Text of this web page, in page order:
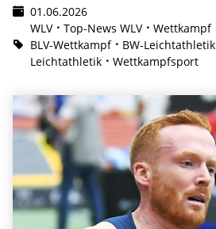
01.06.2026
WLV
Top-News WLV Wettkampf
BLV-Wettkampf
BW-Leichtathletik
Leichtathletik
Wettkampfsport